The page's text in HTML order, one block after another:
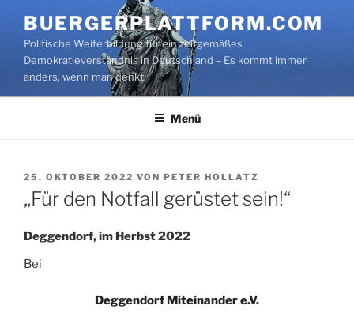
Inhalt
springen
BUERGERPLATTFORM.COM
Politische Weiterbildung für ein zeitgemäßes
Demokratieverständnis in Deutschland – Es kommt immer
anders, wenn man denkt!
Menü
VERÖFFENTLICHT
AM
25. OKTOBER 2022 VON PETER HOLLATZ
„Für den Notfall gerüstet sein!“
Deggendorf, im Herbst 2022
Bei
Deggendorf Miteinander e.V.